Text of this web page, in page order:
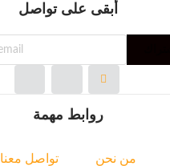
أبقى على تواصل
روابط مهمة
من نحن تواصل معنا